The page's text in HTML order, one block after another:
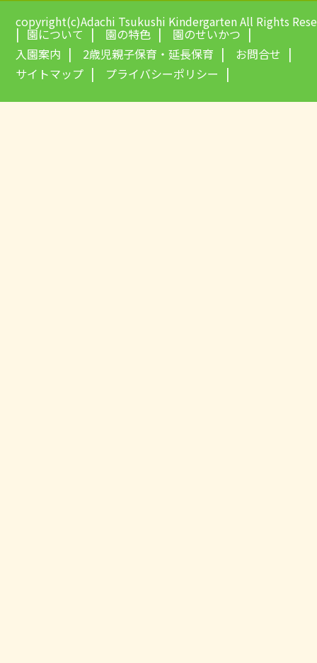
copyright(c)Adachi Tsukushi Kindergarten All Rights
園について 園の特色
園のせいかつ
入園案内
2歳児親子保育・延長保育
お問合せ
サイトマップ
プライバシーポリシー